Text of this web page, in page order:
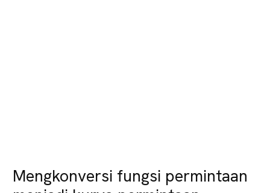
Mengkonversi fungsi permintaan